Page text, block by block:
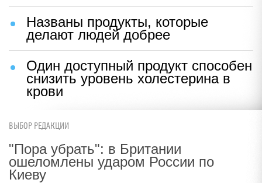
Названы продукты, которые
делают людей добрее
Один доступный продукт способен
снизить уровень холестерина в
крови
ВЫБОР РЕДАКЦИИ
"Пора убрать": в Британии
ошеломлены ударом России по
Киеву